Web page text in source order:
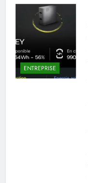
ENTREPRISE